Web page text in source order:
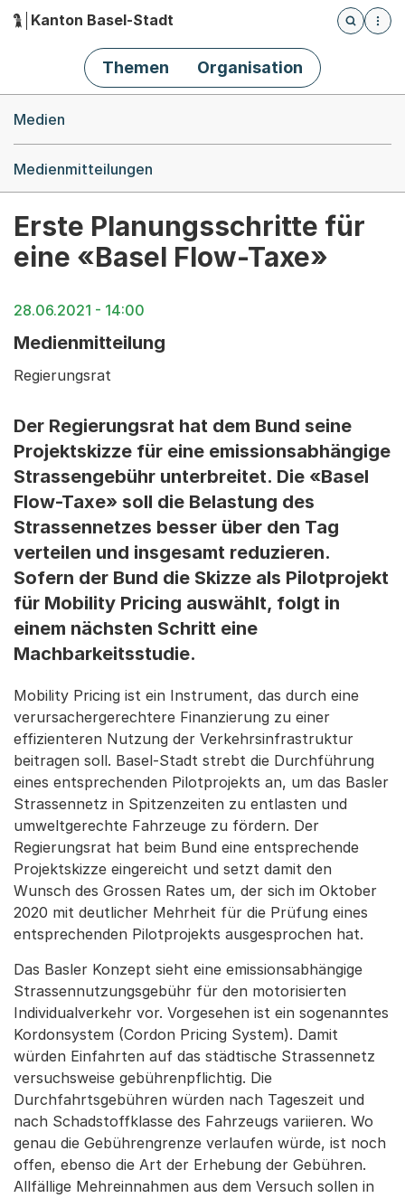
Hauptnavigation
Kanton Basel-Stadt
Öffnet
Themen Organisation
Medien
Medienmitteilungen
Erste Planungsschritte für
eine «Basel Flow-Taxe»
28.06.2021 - 14:00
Medienmitteilung
Regierungsrat
Der Regierungsrat hat dem Bund seine
Projektskizze für eine emissionsabhängige
Strassengebühr unterbreitet. Die «Basel
Flow-Taxe» soll die Belastung des
Strassennetzes besser über den Tag
verteilen und insgesamt reduzieren.
Sofern der Bund die Skizze als Pilotprojekt
für Mobility Pricing auswählt, folgt in
einem nächsten Schritt eine
Machbarkeitsstudie.
Mobility Pricing ist ein Instrument, das durch eine
verursachergerechtere Finanzierung zu einer
effizienteren Nutzung der Verkehrsinfrastruktur
beitragen soll. Basel-Stadt strebt die Durchführung
eines entsprechenden Pilotprojekts an, um das Basler
Strassennetz in Spitzenzeiten zu entlasten und
umweltgerechte Fahrzeuge zu fördern. Der
Regierungsrat hat beim Bund eine entsprechende
Projektskizze eingereicht und setzt damit den
Wunsch des Grossen Rates um, der sich im Oktober
2020 mit deutlicher Mehrheit für die Prüfung eines
entsprechenden Pilotprojekts ausgesprochen hat.
Das Basler Konzept sieht eine emissionsabhängige
Strassennutzungsgebühr für den motorisierten
Individualverkehr vor. Vorgesehen ist ein sogenanntes
Kordonsystem (Cordon Pricing System). Damit
würden Einfahrten auf das städtische Strassennetz
versuchsweise gebührenpflichtig. Die
Durchfahrtsgebühren würden nach Tageszeit und
nach Schadstoffklasse des Fahrzeugs variieren. Wo
genau die Gebührengrenze verlaufen würde, ist noch
offen, ebenso die Art der Erhebung der Gebühren.
Allfällige Mehreinnahmen aus dem Versuch sollen in